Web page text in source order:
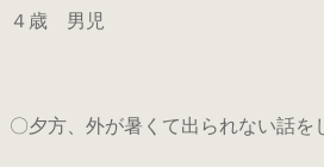
４歳 男児
〇夕方、外が暑くて出られない話を